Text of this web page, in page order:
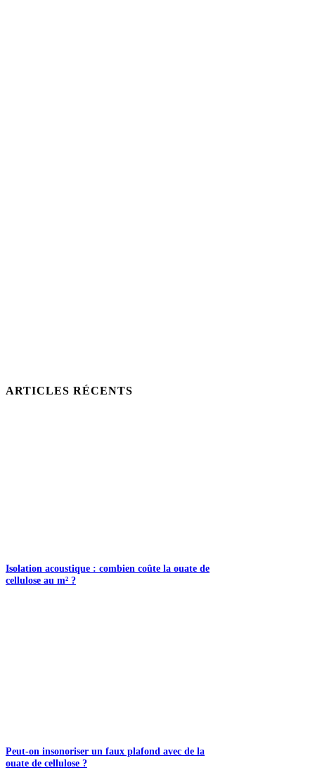
ARTICLES RÉCENTS
Isolation acoustique : combien coûte la ouate de
cellulose au m² ?
Peut-on insonoriser un faux plafond avec de la
ouate de cellulose ?